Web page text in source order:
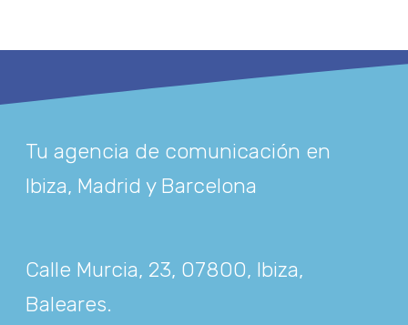
Tu agencia de comunicación en
Ibiza, Madrid y Barcelona
Calle Murcia, 23, 07800, Ibiza,
Baleares.